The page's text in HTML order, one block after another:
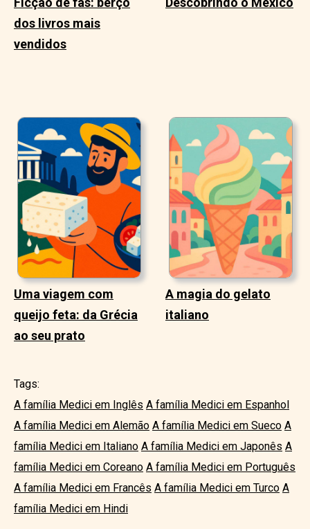
dos livros mais
vendidos
Uma viagem com
queijo feta: da Grécia
ao seu prato
A magia do gelato
italiano
Tags:
A família Medici em Inglês A família Medici em Espanhol
A família Medici em Alemão A família Medici em Sueco A
família Medici em Italiano A família Medici em Japonês A
família Medici em Coreano A família Medici em Português
A família Medici em Francês A família Medici em Turco A
família Medici em Hindi